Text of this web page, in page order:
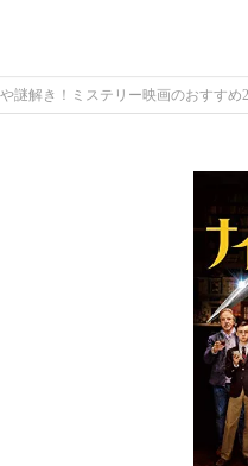
謎解き！ミステリー映画のおすすめ